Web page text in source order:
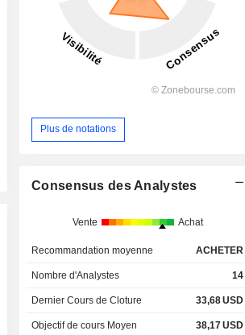
Plus de notations
Consensus des Analystes
Vente Achat
Recommandation moyenne ACHETER
Nombre d'Analystes 14
Dernier Cours de Cloture 33,68USD
Objectif de cours Moyen 38,17USD